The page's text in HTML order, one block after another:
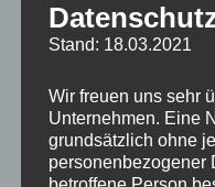
VERÖFFENTLICHT IN
Stand: 18.03.2021
Wir freuen uns sehr
Unternehmen. Eine
grundsätzlich ohne
personenbezogener